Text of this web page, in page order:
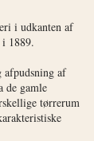
i udkanten af
1889.
af
de gamle
tørrerum